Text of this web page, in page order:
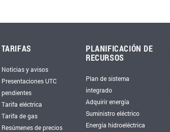
TARIFAS
Noticias y avisos
Presentaciones UTC
pendientes
Tarifa eléctrica
Tarifa de gas
Resúmenes de precios
PLANIFICACIÓN DE
RECURSOS
Plan de sistema
integrado
Adquirir energía
Suministro eléctrico
Energía hidroeléctrica